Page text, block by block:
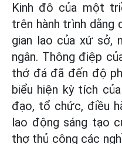
Kinh đô của một
trên hành trình dằng
gian lao của xứ sở,
ngân. Thông điệp
thớ đá đã đến độ
biểu hiện kỳ tích
đạo, tổ chức, điều
lao động sáng tạo
thợ thủ công các